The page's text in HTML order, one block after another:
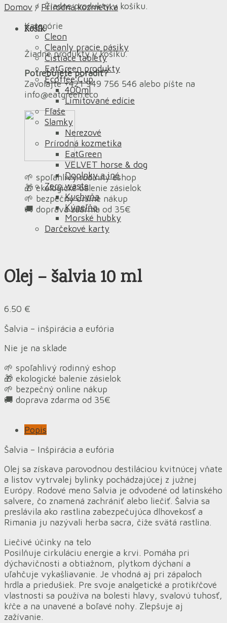
Žiadne produkty v košíku.
Košík
Žiadne produkty v košíku.
Potrebujete poradiť?
Zavolajte +421 949 756 546 alebo píšte na
info@eatgreen.eco
🌱 spoľahlivý rodinný eshop
🎁 ekologické balenie zásielok
🌱 bezpečný online nákup
🚚 doprava zdarma od 35€
Domov / Prírodná kozmetika
Kategórie
Cleon
Cleanly pracie pásiky
Čistiace tablety
EatGreen produkty
Ecoffee Cup
400ml
Limitované edície
Fľaše
Slamky
Nerezové
Prírodná kozmetika
EatGreen
VELVET horse & dog
Doplnky a iné
Zero waste
Kuchyňa
Kúpeľňa
Morské hubky
Darčekové karty
Olej – šalvia 10 ml
6.50 €
Šalvia – inšpirácia a eufória
Nie je na sklade
🌱 spoľahlivý rodinný eshop
🎁 ekologické balenie zásielok
🌱 bezpečný online nákup
🚚 doprava zdarma od 35€
Popis
Šalvia – Inšpirácia a eufória
Olej sa získava parovodnou destiláciou kvitnúcej vňate
a listov vytrvalej bylinky pochádzajúcej z južnej
Európy. Rodové meno Salvia je odvodené od latinského
salvere, čo znamená zachrániť alebo liečiť. Šalvia sa
preslávila ako rastlina zabezpečujúca dlhovekosť a
Rimania ju nazývali herba sacra, čiže svätá rastlina.
Liečivé účinky na telo
Posilňuje cirkuláciu energie a krvi. Pomáha pri
dýchavičnosti a obtiažnom, plytkom dýchaní a
uľahčuje vykašliavanie. Je vhodná aj pri zápaloch
hrdla a priedušiek. Pre svoje analgetické a protikŕčové
vlastnosti sa používa na bolesti hlavy, svalovú tuhosť,
kŕče a na unavené a boľavé nohy. Zlepšuje aj
zažívanie.